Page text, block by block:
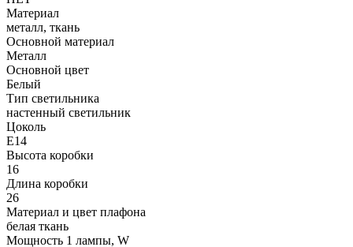
Материал
металл, ткань
Основной материал
Металл
Основной цвет
Белый
Тип светильника
настенный светильник
Цоколь
E14
Высота коробки
16
Длина коробки
26
Материал и цвет плафона
белая ткань
Мощность 1 лампы, W